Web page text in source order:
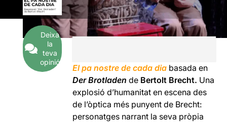
Deixa
la
teva
opinió
El pa nostre de cada dia basada en
Der Brotladen de Bertolt Brecht. Una
explosió d’humanitat en escena des
de l’òptica més punyent de Brecht:
personatges narrant la seva pròpia